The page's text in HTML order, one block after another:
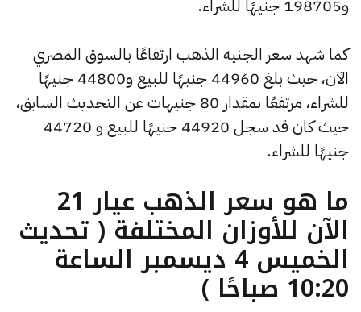
و198705 جنيهًا للشراء.
كما شهد سعر الجنيه الذهب ارتفاعًا بالسوق المصري
الآن، حيث بلغ 44960 جنيهًا للبيع و44800 جنيهًا
للشراء، مرتفعًا بمقدار 80 جنيهات عن التحديث السابق،
حيث كان قد سجل 44920 جنيهًا للبيع و 44720
جنيهًا للشراء.
ما هو سعر الذهب عيار 21
الآن للأوزان المختلفة ( تحديث
الخميس 4 ديسمبر الساعة
10:20 صباحًا )